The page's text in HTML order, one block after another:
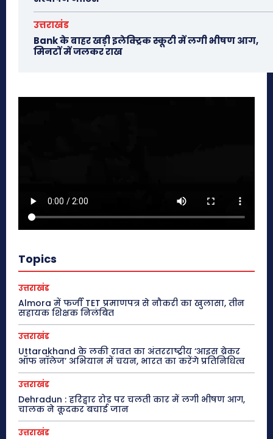
उत्तराखंड
Bank के बाहर खड़ी इलेक्ट्रिक स्कूटी में लगी भीषण आग,
मिनटों में जलकर राख
Topics
उत्तराखंड
Almora में फर्जी TET प्रमाणपत्र से नौकरी का खुलासा, तीन
सहायक शिक्षक निलंबित
उत्तराखंड
Uttarakhand के लकी रावत का अंतरराष्ट्रीय ‘आइस ब्रेकर
ऑफ नॉलेज’ अभियान में चयन, भारत का करेंगे प्रतिनिधित्व
उत्तराखंड
Dehradun : हरिद्वार रोड पर चलती कार में लगी भीषण आग,
चालक ने कूदकर बचाई जान
उत्तराखंड